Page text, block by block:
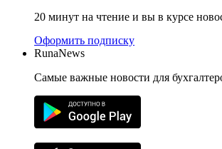
20 минут на чтение и вы в курсе
Оформить подписку
RunaNews
Самые важные новости для